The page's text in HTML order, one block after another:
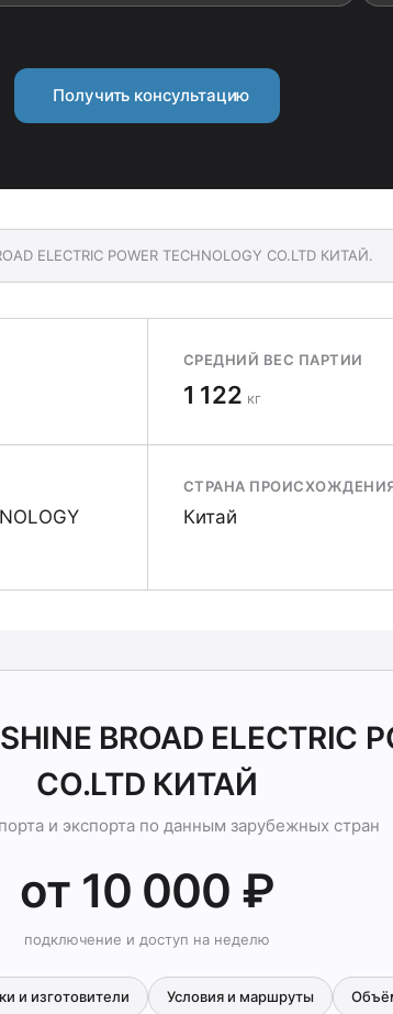
Получить консультацию
ELECTRIC POWER TECHNOLOGY CO.LTD КИТАЙ.
СРЕДНИЙ ВЕС ПАРТИИ
1 122 кг
СТРАНА
Китай
BROAD ELECTRIC
CO.LTD КИТАЙ
и экспорта по данным зарубежных стран
от 10 000 ₽
подключение и доступ на неделю
и изготовители Условия и маршруты